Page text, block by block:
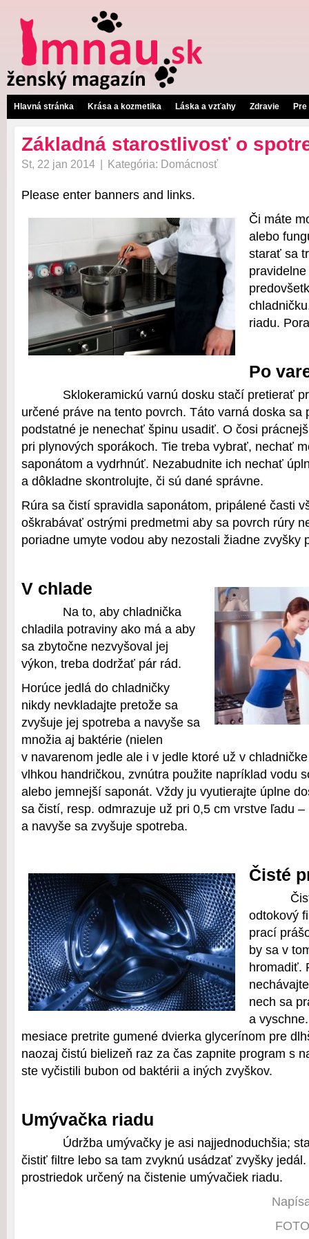
Hlavná stránka Krása a kozmetika Láska a vzťahy Zdravie
Základná starostlivosť o
St, 22 jan 2014 Kategória: Domácnosť
Please enter banners and links.
Či máte
alebo
starať sa
riadu.
Po
Sklokeramickú varnú dosku stačí pretierať
určené práve na tento povrch. Táto varná doska sa
podstatné je nenechať špinu usadiť. O čosi
pri plynových sporákoch. Tie treba vybrať, nechať
saponátom a vydrhnúť. Nezabudnite ich nechať
a dôkladne skontrolujte, či sú dané správne.
Rúra sa čistí spravidla saponátom, pripálené časti
oškrabávať ostrými predmetmi aby sa povrch rúry
poriadne umyte vodou aby nezostali žiadne zvyšky
V chlade
Na to, aby chladnička
chladila potraviny ako má a aby
sa zbytočne nezvyšoval jej
výkon, treba dodržať pár rád.
Horúce jedlá do chladničky
nikdy nevkladajte pretože sa
zvyšuje jej spotreba a navyše sa
množia aj baktérie (nielen
v navarenom jedle ale i v jedle ktoré už v
vlhkou handričkou, zvnútra použite napríklad vodu
alebo jemnejší saponát. Vždy ju vyutierajte úplne
sa čistí, resp. odmrazuje už pri 0,5 cm vrstve ľadu
a navyše sa zvyšuje spotreba.
Čisté
odtokový
prací
by sa v
hromadiť.
nech sa
a
mesiace pretrite gumené dvierka glycerínom pre
naozaj čistú bielizeň raz za čas zapnite program s
ste vyčistili bubon od baktérii a iných zvyškov.
Umývačka riadu
Údržba umývačky je asi najjednoduchšia;
čistiť filtre lebo sa tam zvyknú usádzať zvyšky
prostriedok určený na čistenie umývačiek riadu.